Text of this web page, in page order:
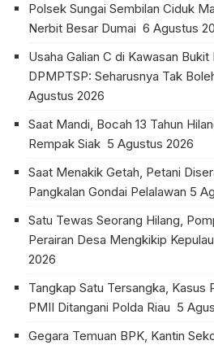
Polsek Sungai Sembilan Ciduk
Nerbit Besar Dumai 6 Agustus
Usaha Galian C di Kawasan
DPMPTSP: Seharusnya Tak
Agustus 2026
Saat Mandi, Bocah 13 Tahun
Rempak Siak 5 Agustus 2026
Saat Menakik Getah, Petani
Pangkalan Gondai Pelalawan 5
Satu Tewas Seorang Hilang,
Perairan Desa Mengkikip
2026
Tangkap Satu Tersangka, Kasus
PMII Ditangani Polda Riau 5
Gegara Temuan BPK, Kantin